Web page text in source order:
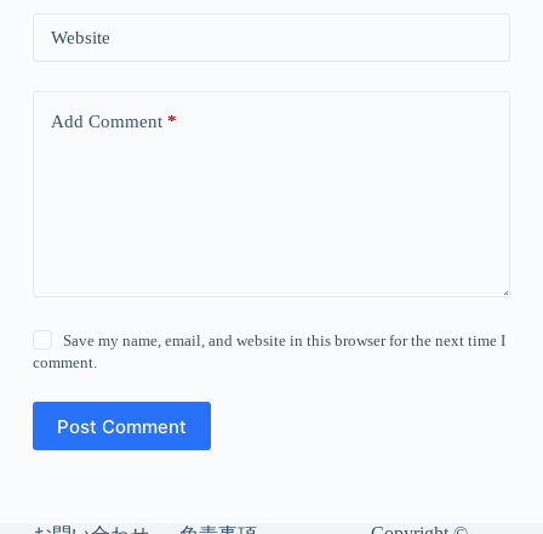
Website
Add Comment*
Save my name, email, and website in this browser for the next time I
comment.
Post Comment